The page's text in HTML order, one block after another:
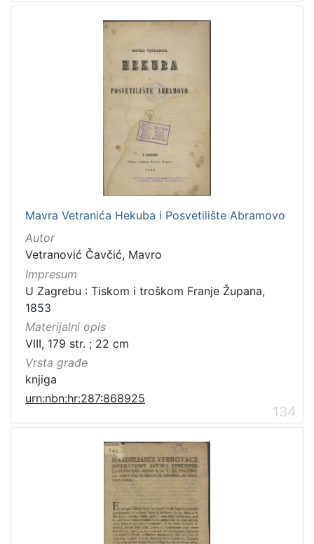
Mavra Vetranića Hekuba i Posvetilište Abramovo
Autor
Vetranović Čavčić, Mavro
Impresum
U Zagrebu : Tiskom i troškom Franje Župana,
1853
Materijalni opis
VIII, 179 str. ; 22 cm
Vrsta građe
knjiga
urn:nbn:hr:287:868925
134